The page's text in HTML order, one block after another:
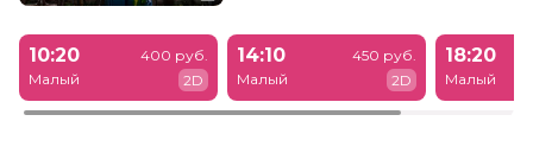
10:20
Малый
400 руб.
2D
14:10
Малый
450 руб.
2D
18:20
Малый